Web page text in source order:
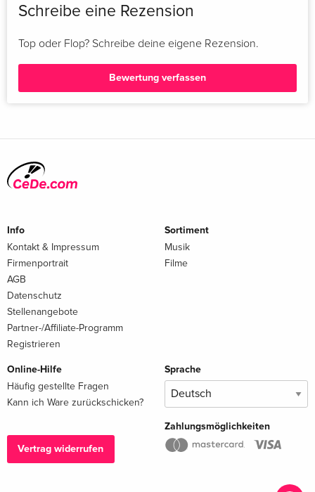
Schreibe eine Rezension
Top oder Flop? Schreibe deine eigene Rezension.
Bewertung verfassen
Info
Kontakt & Impressum
Firmenportrait
AGB
Datenschutz
Stellenangebote
Partner-/Affiliate-Programm
Registrieren
Sortiment
Musik
Filme
Online-Hilfe
Häufig gestellte Fragen
Kann ich Ware zurückschicken?
Vertrag widerrufen
Sprache
Zahlungsmöglichkeiten